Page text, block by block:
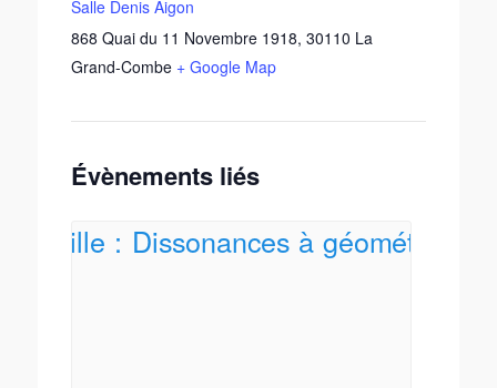
Salle Denis Aigon
868 Quai du 11 Novembre 1918, 30110 La
Grand-Combe + Google Map
Évènements liés